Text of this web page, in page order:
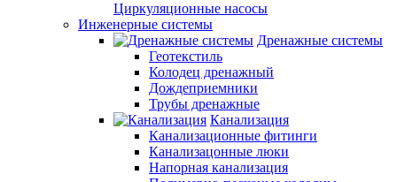
Циркуляционные насосы
Инженерные системы
Дренажные системы
Геотекстиль
Колодец дренажный
Дождеприемники
Трубы дренажные
Канализация
Канализационные фитинги
Канализацонные люки
Напорная канализация